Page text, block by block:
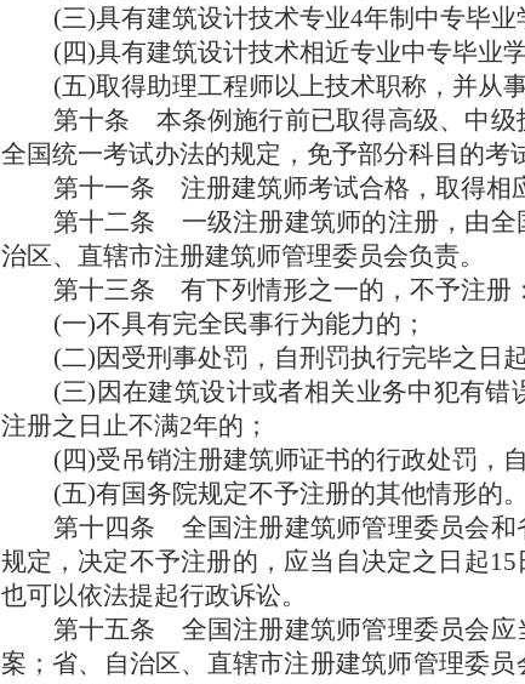
(三)具有建筑设计技术专业4年制中专毕
(四)具有建筑设计技术相近专业中专毕业
(五)取得助理工程师以上技术职称，并从
第十条 本条例施行前已取得高级、中
全国统一考试办法的规定，免予部分科目的考
第十一条 注册建筑师考试合格，取得相
第十二条 一级注册建筑师的注册，由
治区、直辖市注册建筑师管理委员会负责。
第十三条 有下列情形之一的，不予注册：
(一)不具有完全民事行为能力的；
(二)因受刑事处罚，自刑罚执行完毕之日
(三)因在建筑设计或者相关业务中犯有
注册之日止不满2年的；
(四)受吊销注册建筑师证书的行政处罚，
(五)有国务院规定不予注册的其他情形的。
第十四条 全国注册建筑师管理委员会
规定，决定不予注册的，应当自决定之日起
也可以依法提起行政诉讼。
第十五条 全国注册建筑师管理委员会
案；省、自治区、直辖市注册建筑师管理委